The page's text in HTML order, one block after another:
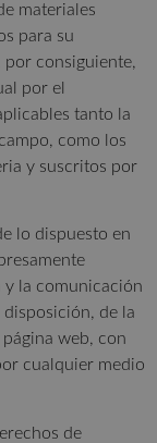
materiales
para su
por consiguiente,
por el
tanto la
como los
y suscritos por
lo dispuesto en
la comunicación
de la
web, con
cualquier medio
de